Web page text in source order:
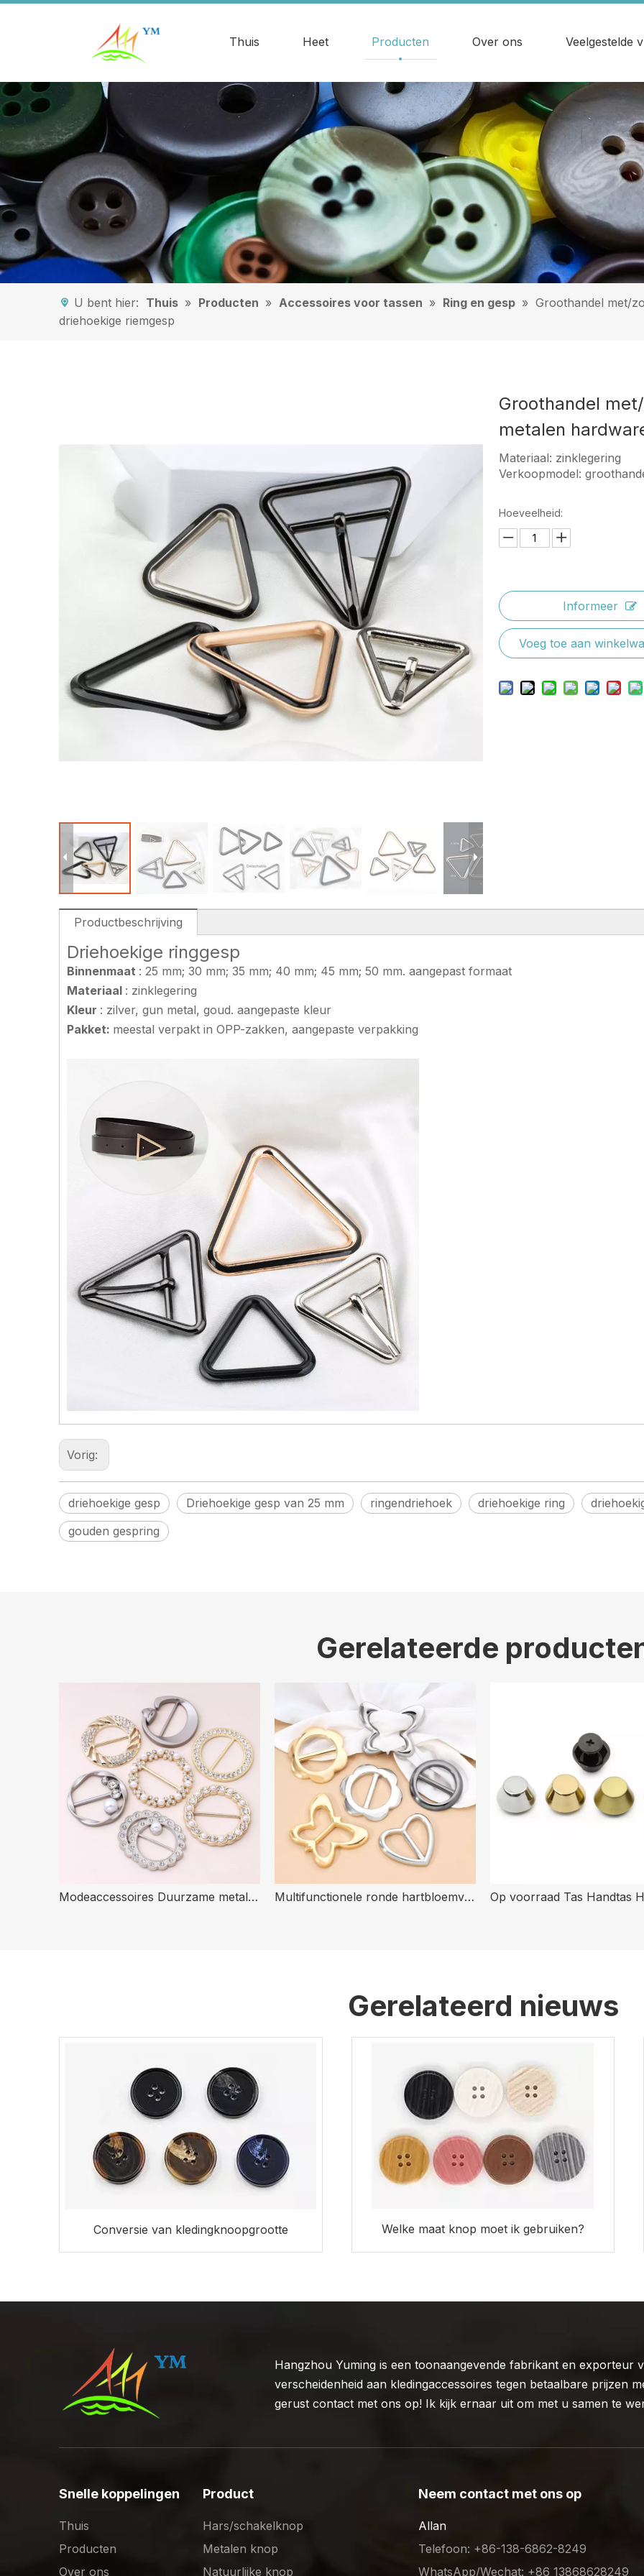
Thuis Heet Producten Over ons Veelgestelde
U bent hier: Thuis » Producten » Accessoires voor tassen » Ring en gesp » Groothandel met/
driehoekige riemgesp
Groothandel
metalen
Materiaal: zinklegering
Verkoopmodel:
Hoeveelheid:
Informeer
Voeg toe aan
Productbeschrijving
Driehoekige ringgesp
Binnenmaat : 25 mm; 30 mm; 35 mm; 40 mm; 45 mm; 50 mm. aangepast formaat
Materiaal : zinklegering
Kleur : zilver, gun metal, goud. aangepaste kleur
Pakket: meestal verpakt in OPP-zakken, aangepaste verpakking
Vorig:
driehoekige gesp Driehoekige gesp van 25 mm ringendriehoek driehoekige ring
gouden gespring
Gerelateerde
Modeaccessoires Duurzame metalen decoratieve gesp voor kledingsjaal met strass Multifunctionele ronde hartbloemvorm Eenvoudige modestijl Metalen decoratieve gesp voor kleding en sjaal
Gerelateerd nieuws
Conversie van kledingknoopgrootte Welke maat knop moet ik gebruiken?
Hangzhou Yuming is een toonaangevende fabrikant en exporteur
verscheidenheid aan kledingaccessoires tegen betaalbare prijzen
gerust contact met ons op! Ik kijk ernaar uit om met u samen te
Snelle koppelingen
Thuis
Producten
Over ons
Product
Hars/schakelknop
Metalen knop
Natuurlijke knop
Neem contact met ons op
Allan
Telefoon: +86-138-6862-8249
WhatsApp/Wechat: +86 13868628249